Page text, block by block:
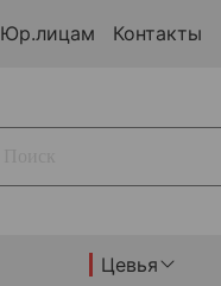
Юр.лицам Контакты
Цевья